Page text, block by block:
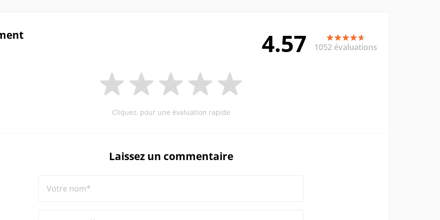
4.57 1052 évaluations
Cliquez, pour une évaluation rapide
Laissez un commentaire
Votre nom*